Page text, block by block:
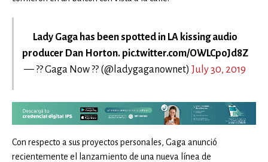
Lady Gaga has been spotted in LA kissing audio
producer Dan Horton. pic.twitter.com/OWLCpoJd8Z
— ?? Gaga Now ?? (@ladygaganownet) July 30, 2019
Con respecto a sus proyectos personales, Gaga anunció
recientemente el lanzamiento de una nueva línea de